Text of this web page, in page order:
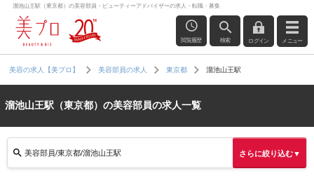
溜池山王駅（東京都）の美容部員・ビューティーアドバイザーの求人・転職・募集
閲覧履歴 検索 ログイン メニュー
美容の求人【美プロ】 美容部員の求人 東京都 溜池山王駅
溜池山王駅（東京都）の美容部員の求人一覧
美容部員/東京都/溜池山王駅 さらに絞り込む▼